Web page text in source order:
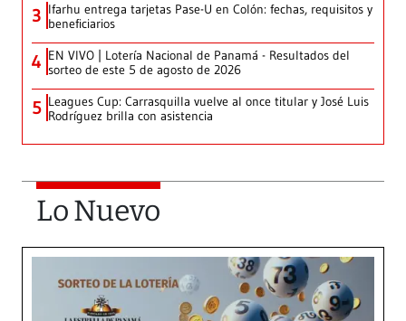
3 Ifarhu entrega tarjetas Pase-U en Colón: fechas, requisitos y
beneficiarios
4 EN VIVO | Lotería Nacional de Panamá - Resultados del
sorteo de este 5 de agosto de 2026
5 Leagues Cup: Carrasquilla vuelve al once titular y José Luis
Rodríguez brilla con asistencia
Lo Nuevo